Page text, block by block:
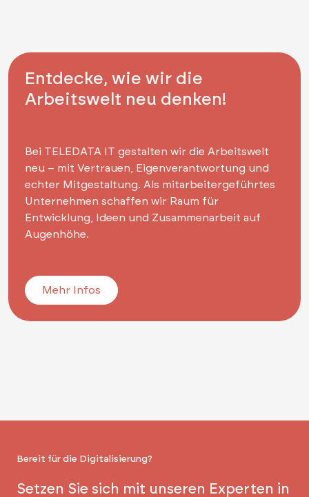
Entdecke, wie wir die
Arbeitswelt neu denken!
Bei TELEDATA IT gestalten wir die Arbeitswelt
neu – mit Vertrauen, Eigenverantwortung und
echter Mitgestaltung. Als mitarbeitergeführtes
Unternehmen schaffen wir Raum für
Entwicklung, Ideen und Zusammenarbeit auf
Augenhöhe.
Mehr Infos
Bereit für die Digitalisierung?
Setzen Sie sich mit unseren Experten in